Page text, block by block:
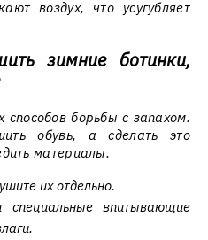
воздух, что усугубляет
зимние ботинки,
борьбы с запахом.
обувь, а сделать это
материалы.
их отдельно.
специальные впитывающие